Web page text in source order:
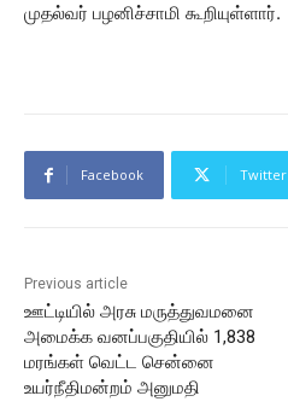
முதல்வர் பழனிச்சாமி கூறியுள்ளார்.
Facebook Twitter
Previous article
ஊட்டியில் அரசு மருத்துவமனை
அமைக்க வனப்பகுதியில் 1,838
மரங்கள் வெட்ட சென்னை
உயர்நீதிமன்றம் அனுமதி